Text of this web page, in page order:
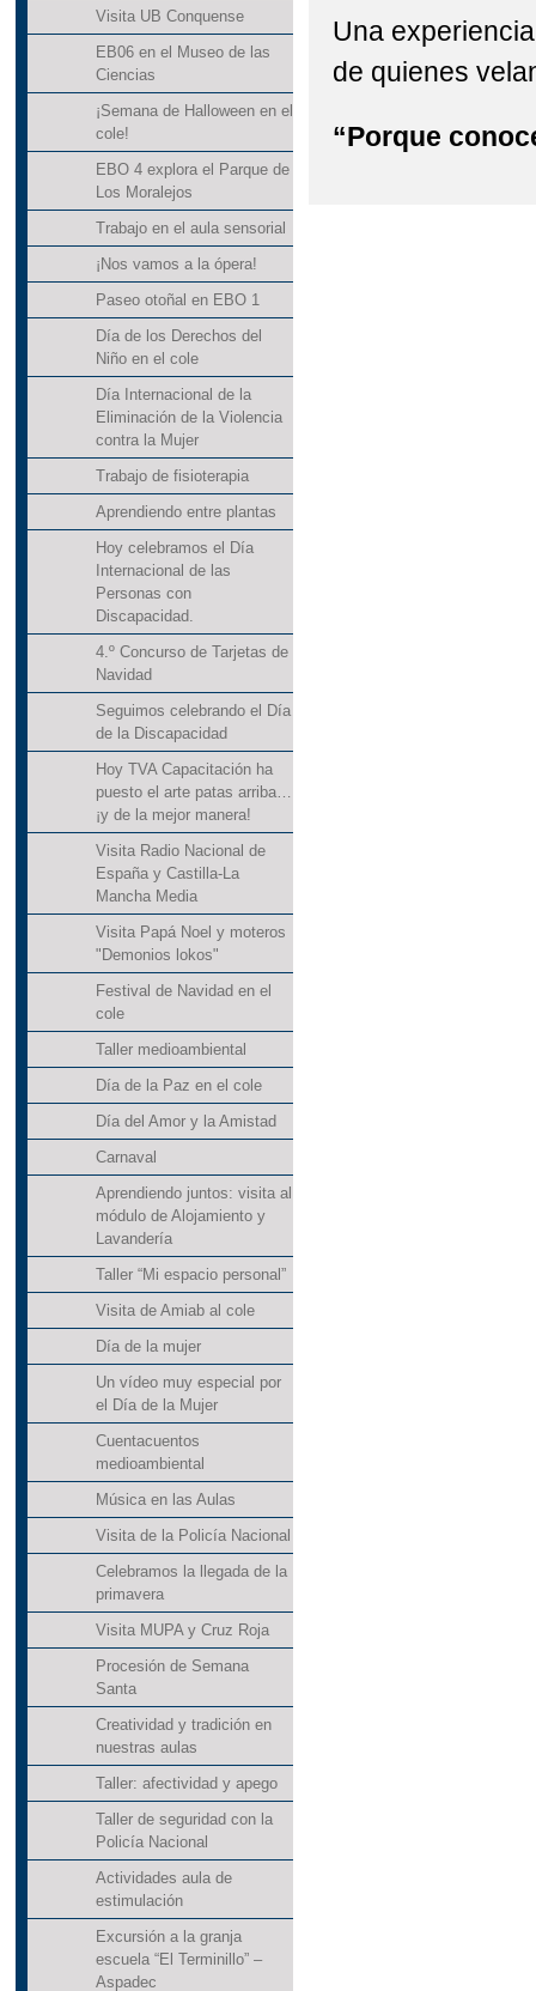
Visita UB Conquense
EB06 en el Museo de las
Ciencias
¡Semana de Halloween en el
cole!
EBO 4 explora el Parque de
Los Moralejos
Trabajo en el aula sensorial
¡Nos vamos a la ópera!
Paseo otoñal en EBO 1
Día de los Derechos del
Niño en el cole
Día Internacional de la
Eliminación de la Violencia
contra la Mujer
Trabajo de fisioterapia
Aprendiendo entre plantas
Hoy celebramos el Día
Internacional de las
Personas con
Discapacidad.
4.º Concurso de Tarjetas de
Navidad
Seguimos celebrando el Día
de la Discapacidad
Hoy TVA Capacitación ha
puesto el arte patas arriba…
¡y de la mejor manera!
Visita Radio Nacional de
España y Castilla-La
Mancha Media
Visita Papá Noel y moteros
"Demonios lokos"
Festival de Navidad en el
cole
Taller medioambiental
Día de la Paz en el cole
Día del Amor y la Amistad
Carnaval
Aprendiendo juntos: visita al
módulo de Alojamiento y
Lavandería
Taller “Mi espacio personal”
Visita de Amiab al cole
Día de la mujer
Un vídeo muy especial por
el Día de la Mujer
Cuentacuentos
medioambiental
Música en las Aulas
Visita de la Policía Nacional
Celebramos la llegada de la
primavera
Visita MUPA y Cruz Roja
Procesión de Semana
Santa
Creatividad y tradición en
nuestras aulas
Taller: afectividad y apego
Taller de seguridad con la
Policía Nacional
Actividades aula de
estimulación
Excursión a la granja
escuela “El Terminillo” –
Aspadec
Una
de quienes
“Porque